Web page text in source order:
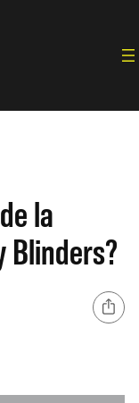
la
Blinders?